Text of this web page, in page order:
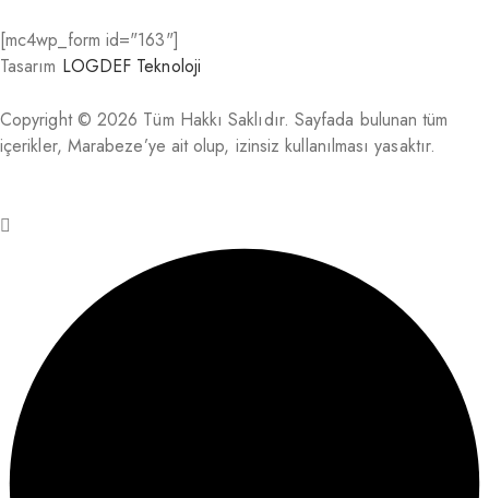
[mc4wp_form id="163"]
Tasarım LOGDEF Teknoloji
Copyright © 2026 Tüm Hakkı Saklıdır. Sayfada bulunan tüm
içerikler, Marabeze’ye ait olup, izinsiz kullanılması yasaktır.